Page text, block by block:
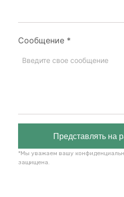
Сообщение *
Представлять на
*Мы уважаем вашу
защищена.